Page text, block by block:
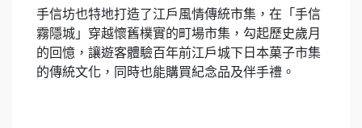
手信坊也特地打造了江戶風情傳統市集，在「手信
霧隱城」穿越懷舊樸實的町場市集，勾起歷史歲月
的回憶，讓遊客體驗百年前江戶城下日本菓子市集
的傳統文化，同時也能購買紀念品及伴手禮。